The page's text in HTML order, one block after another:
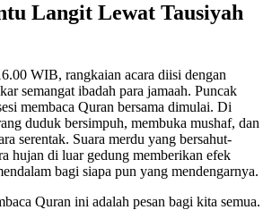
Langit Lewat Tausiyah
WIB, rangkaian acara diisi dengan
semangat ibadah para jamaah. Puncak
membaca Quran bersama dimulai. Di
duduk bersimpuh, membuka mushaf, dan
serentak. Suara merdu yang bersahut-
hujan di luar gedung memberikan efek
bagi siapa pun yang mendengarnya.
Quran ini adalah pesan bagi kita semua.